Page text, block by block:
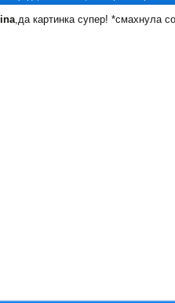
,да картинка супер! *смахнула